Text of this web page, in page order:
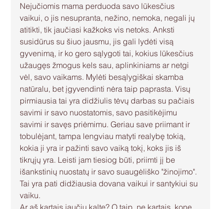
Nejučiomis mama perduoda savo lūkesčius
vaikui, o jis nesupranta, nežino, nemoka, negali jų
atitikti, tik jaučiasi kažkoks vis netoks. Anksti
susidūrus su šiuo jausmu, jis gali lydėti visą
gyvenimą, ir ko gero sąlygoti tai, kokius lūkesčius
užaugęs žmogus kels sau, aplinkiniams ar netgi
vėl, savo vaikams. Mylėti besąlygiškai skamba
natūralu, bet įgyvendinti nėra taip paprasta. Visų
pirmiausia tai yra didžiulis tėvų darbas su pačiais
savimi ir savo nuostatomis, savo pasitikėjimu
savimi ir savęs priėmimu. Geriau save priimant ir
tobulėjant, tampa lengviau matyti realybę tokią,
kokia ji yra ir pažinti savo vaiką tokį, koks jis iš
tikrųjų yra. Leisti jam tiesiog būti, priimti jį be
išankstinių nuostatų ir savo suaugėliško "žinojimo".
Tai yra pati didžiausia dovana vaikui ir santykiui su
vaiku.
Ar aš kartais jaučiu kaltę? O taip, ne kartais, kone